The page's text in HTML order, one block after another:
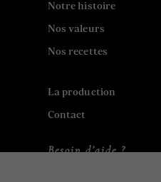
Notre histoire
Nos valeurs
Nos recettes
La production
Contact
Besoin d’aide ?